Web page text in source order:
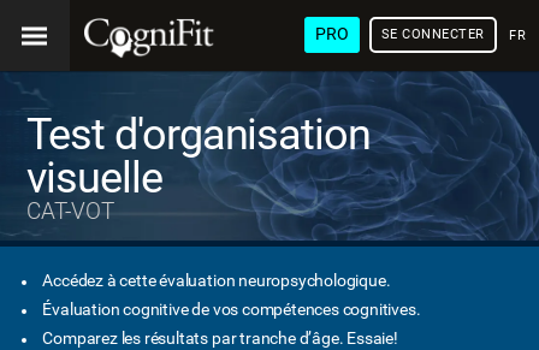
PRO SE CONNECTER
Test d'organisation
visuelle
CAT-VOT
Accédez à cette évaluation neuropsychologique.
Évaluation cognitive de vos compétences cognitives.
Comparez les résultats par tranche d’âge. Essaie!